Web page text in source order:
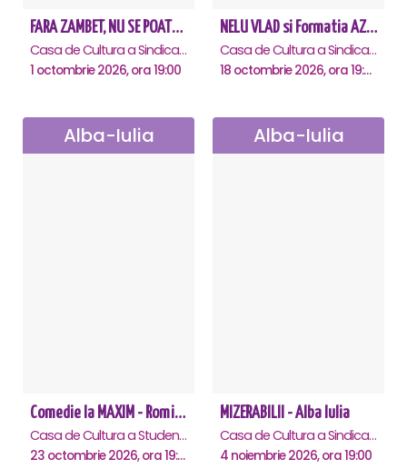
FARA ZAMBET, NU SE POATE! - ALBA IULIA
Casa de Cultura a Sindicatelor , Alba-Iulia
1 octombrie 2026, ora 19:00
NELU VLAD si Formatia AZUR - Turneu Aniversar 50 de ani - Alba Iulia
Casa de Cultura a Sindicatelor , Alba-Iulia
18 octombrie 2026, ora 19:30
Alba-Iulia
Comedie la MAXIM - Romica Tociu si Cornel Palade - Alba Iulia
Casa de Cultura a Studentilor, Alba-Iulia
23 octombrie 2026, ora 19:00
Alba-Iulia
MIZERABILII - Alba Iulia
Casa de Cultura a Sindicatelor , Alba-Iulia
4 noiembrie 2026, ora 19:00